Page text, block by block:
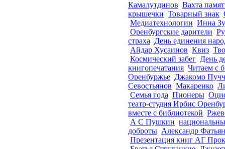
Камалутдинов Вахта
крышечки Товарный знак
Медиатехнологии Инна
Оренбургские дарители
страха День единения
Айдар Хусаинов Квиз
Космический забег День
книгопечатания Читаем с
Оренбуржье Джакомо
Севостьянов Макаренко
Семья года Пионеры
театр-студия Ирбис
вместе с библиотекой
А С Пушкин
доброты Александр
Презентация книг АГ